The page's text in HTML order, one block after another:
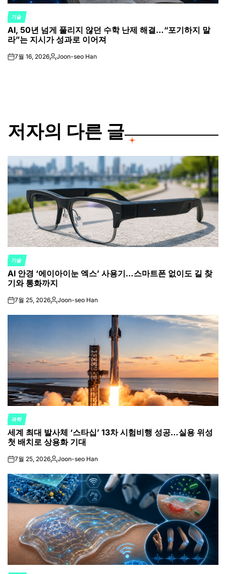
POSTED
IN
기술
AI, 50년 넘게 풀리지 않던 수학 난제 해결…“포기하지 말
라”는 지시가 성과로 이어져
on7월 16, 2026Posted
Joon-seo Han
저자의 다른 글
POSTED
IN
기술
AI 안경 ‘에이아이눈 엑스’ 사용기…스마트폰 없이도 길 찾
기와 통화까지
on7월 25, 2026Posted
Joon-seo Han
POSTED
IN
과학
세계 최대 발사체 ‘스타십’ 13차 시험비행 성공…실용 위성
첫 배치로 상용화 기대
on7월 25, 2026Posted
Joon-seo Han